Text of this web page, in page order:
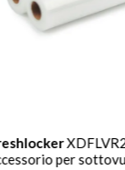
Freshlocker
accessorio per